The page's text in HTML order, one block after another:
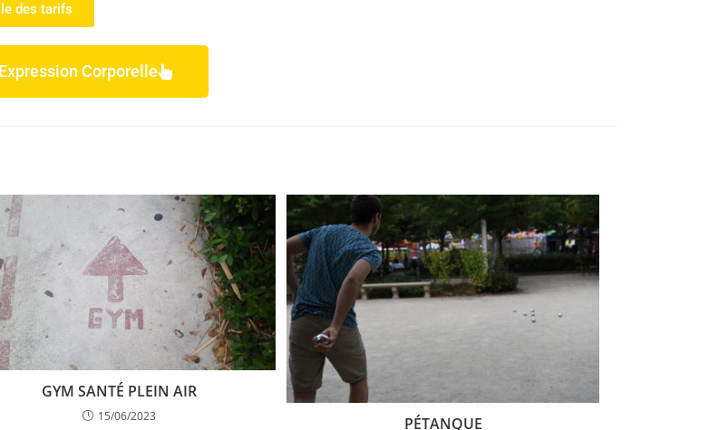
des tarifs
Corporelle
GYM SANTÉ PLEIN AIR
15/06/2023 PÉTANQUE